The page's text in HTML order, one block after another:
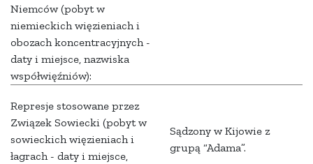
Niemców (pobyt w
niemieckich więzieniach i
obozach koncentracyjnych -
daty i miejsce, nazwiska
współwięźniów):
Represje stosowane przez
Związek Sowiecki (pobyt w
sowieckich więzieniach i
łagrach - daty i miejsce,
Sądzony w Kijowie z
grupą “Adama”.